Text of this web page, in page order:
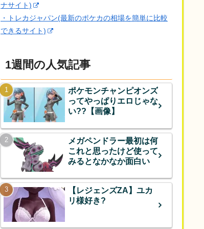
ナサイト)
・トレカジャパン(最新のポケカの相場を簡単に比較
できるサイト)
1週間の人気記事
ポケモンチャンピオンズ
ってやっぱりエロじゃな
い??【画像】
メガペンドラー最初は何
これと思ったけど使って
みるとなかなか面白い
【レジェンズZA】ユカ
リ様好き?